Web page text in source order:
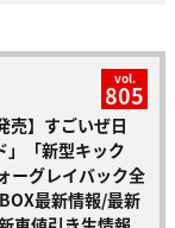
vol.
805
売】すごいぜ日
」「新型キック
ーグレイバック全
最新情報/最新